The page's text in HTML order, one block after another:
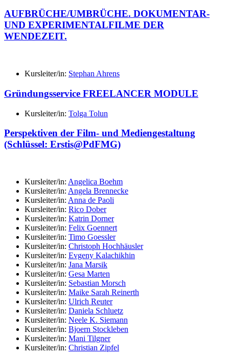
AUFBRÜCHE/UMBRÜCHE. DOKUMENTAR-
UND EXPERIMENTALFILME DER
WENDEZEIT.
Kursleiter/in: Stephan Ahrens
Gründungsservice FREELANCER MODULE
Kursleiter/in: Tolga Tolun
Perspektiven der Film- und Mediengestaltung
(Schlüssel: Erstis@PdFMG)
Kursleiter/in: Angelica Boehm
Kursleiter/in: Angela Brennecke
Kursleiter/in: Anna de Paoli
Kursleiter/in: Rico Dober
Kursleiter/in: Katrin Dorner
Kursleiter/in: Felix Goennert
Kursleiter/in: Timo Goessler
Kursleiter/in: Christoph Hochhäusler
Kursleiter/in: Evgeny Kalachikhin
Kursleiter/in: Jana Marsik
Kursleiter/in: Gesa Marten
Kursleiter/in: Sebastian Morsch
Kursleiter/in: Maike Sarah Reinerth
Kursleiter/in: Ulrich Reuter
Kursleiter/in: Daniela Schluetz
Kursleiter/in: Neele K. Siemann
Kursleiter/in: Bjoern Stockleben
Kursleiter/in: Mani Tilgner
Kursleiter/in: Christian Zipfel